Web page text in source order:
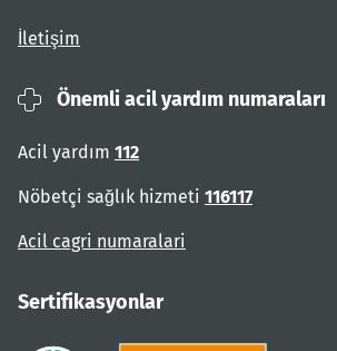
İletişim
Önemli acil yardım numaraları
Acil yardım 112
Nöbetçi sağlık hizmeti 116117
Acil cagri numaralari
Sertifikasyonlar